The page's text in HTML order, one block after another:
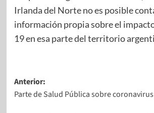
Irlanda del Norte no es posible
información propia sobre el
19 en esa parte del territorio
Anterior:
Parte de Salud Pública sobre